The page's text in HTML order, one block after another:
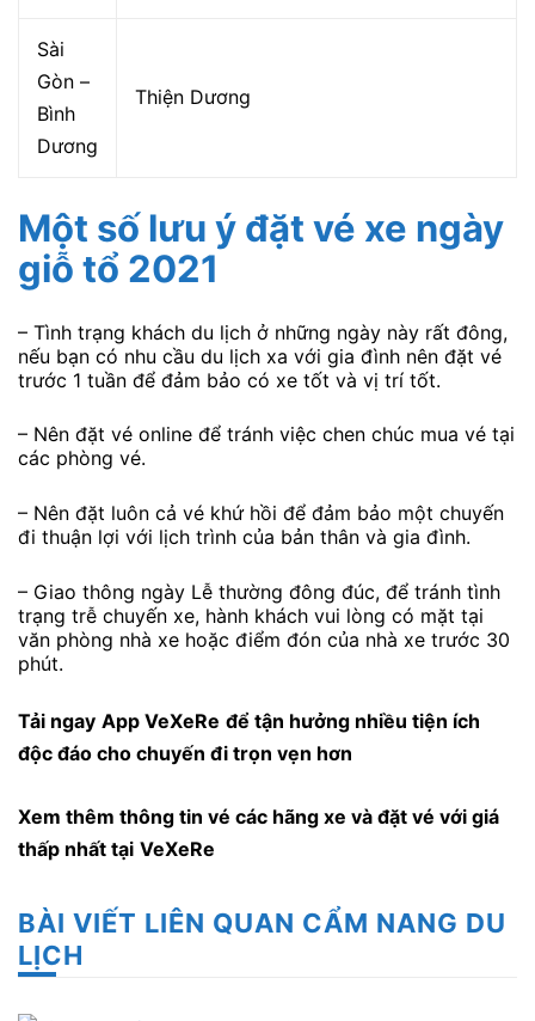
Sài
Gòn –
Bình
Dương
Thiện Dương
Một số lưu ý đặt vé xe ngày
giỗ tổ 2021
– Tình trạng khách du lịch ở những ngày này rất đông,
nếu bạn có nhu cầu du lịch xa với gia đình nên đặt vé
trước 1 tuần để đảm bảo có xe tốt và vị trí tốt.
– Nên đặt vé online để tránh việc chen chúc mua vé tại
các phòng vé.
– Nên đặt luôn cả vé khứ hồi để đảm bảo một chuyến
đi thuận lợi với lịch trình của bản thân và gia đình.
– Giao thông ngày Lễ thường đông đúc, để tránh tình
trạng trễ chuyến xe, hành khách vui lòng có mặt tại
văn phòng nhà xe hoặc điểm đón của nhà xe trước 30
phút.
Tải ngay App VeXeRe để tận hưởng nhiều tiện ích
độc đáo cho chuyến đi trọn vẹn hơn
Xem thêm thông tin vé các hãng xe và đặt vé với giá
thấp nhất tại VeXeRe
BÀI VIẾT LIÊN QUAN CẨM NANG DU
LỊCH